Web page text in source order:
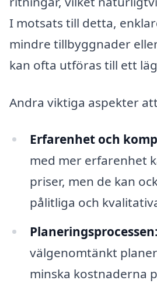
I motsats till detta,
mindre tillbyggnader
kan ofta utföras till ett
Andra viktiga aspekter
Erfarenhet och
med mer erfarenhet
priser, men de kan
pålitliga och
Planeringsprocessen:
välgenomtänkt
minska kostnaderna